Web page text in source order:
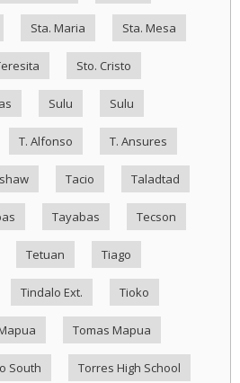
Sta. Maria Sta. Mesa
Sto. Cristo
Sulu Sulu
T. Alfonso T. Ansures
Tacio Taladtad
Tayabas Tecson
Tetuan Tiago
Tindalo Ext. Tioko
Tomas Mapua
South Torres High School